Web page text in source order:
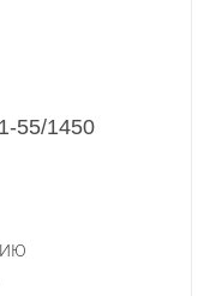
55/1450